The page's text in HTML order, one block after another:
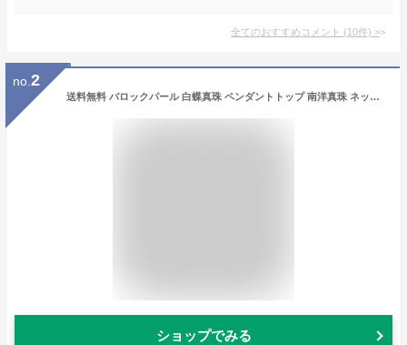
全てのおすすめコメント (10件) >
no. 2
送料無料 バロックパール 白蝶真珠 ペンダントトップ 南洋真珠 ネックレス トップ 一粒 レディース K18 9-10mm ギフト 結婚式 オリジナル ギフト エレガント 誕生日 プレゼント ご褒美 おしゃれ 記念 贈り物 ゴールド ご褒美 卒業祝い 就職祝い 卒業記念 成人祝い 記念
ショップでみる